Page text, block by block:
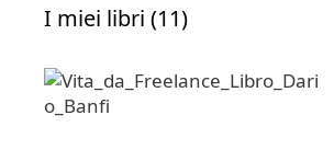
I miei libri (11)